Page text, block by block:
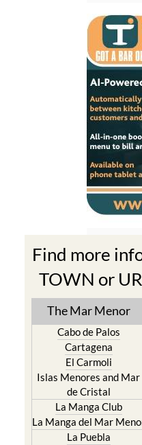
Find more
TOWN or
The Mar Menor
Cabo de Palos
Cartagena
El Carmoli
Islas Menores and Mar
de Cristal
La Manga Club
La Manga del Mar
La Puebla